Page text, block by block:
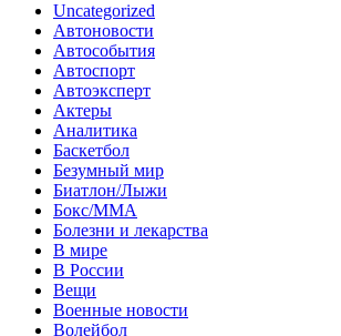
Uncategorized
Автоновости
Автособытия
Автоспорт
Автоэксперт
Актеры
Аналитика
Баскетбол
Безумный мир
Биатлон/Лыжи
Бокс/MMA
Болезни и лекарства
В мире
В России
Вещи
Военные новости
Волейбол